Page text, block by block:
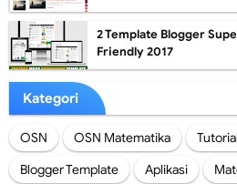
2 Template Blogger
Friendly 2017
Kategori
OSN OSN Matematika
Blogger Template
Aplikasi